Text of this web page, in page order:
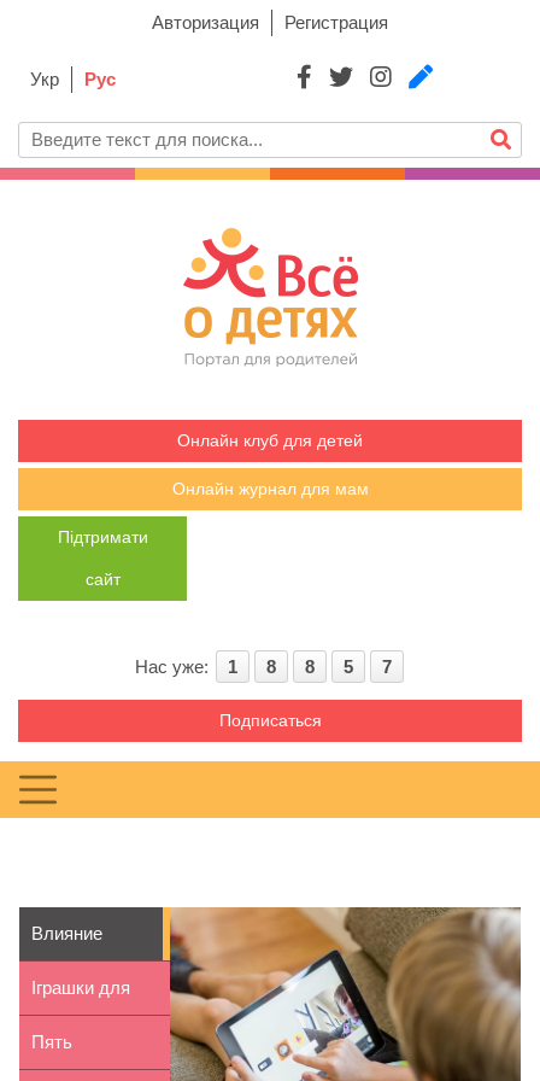
Авторизация Регистрация
Укр Рус
Онлайн клуб для детей
Онлайн журнал для мам
Підтримати
сайт
Нас уже: 1 8 8 5 7
Подписаться
Влияние
интернета на
ребенка: п...
Іграшки для
розвитку
Пять